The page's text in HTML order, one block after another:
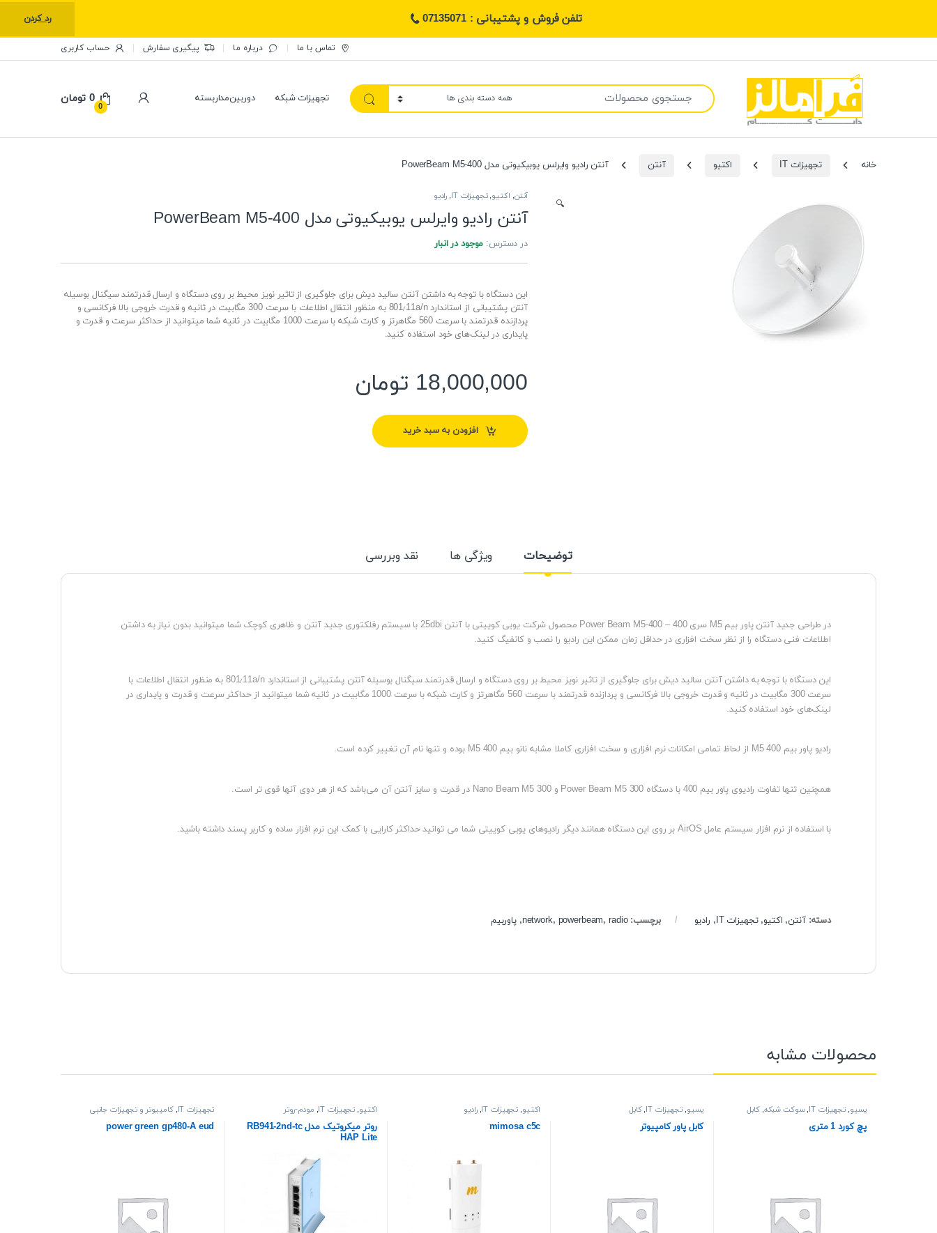
تلفن فروش و پشتیبانی : 07135071 رد کردن
تماس با ما درباره ما پیگیری سفارش حساب کاربری
جستجو برای:
تجهیزات شبکه دوربین‌مداربسته
0
0 تومان
خانه تجهیزات IT اکتیو آنتن آنتن رادیو وایرلس یوبیکیوتی مدل PowerBeam M5-400
🔍
آنتن, اکتیو,تجهیزات IT , رادیو
آنتن رادیو وایرلس یوبیکیوتی مدل PowerBeam M5-400
در دسترس: موجود در انبار
این دستگاه با توجه به داشتن آنتن سالید دیش برای جلوگیری از تاثیر نویز محیط بر روی دستگاه و ارسال قدرتمند سیگنال بوسیله
آنتن پشتیبانی از استاندارد 801٫11a/n به منظور انتقال اطلاعات با سرعت 300 مگابیت در ثانیه و قدرت خروجی بالا فرکانسی و
پردازنده قدرتمند با سرعت 560 مگاهرتز و کارت شبکه با سرعت 1000 مگابیت در ثانیه شما میتوانید از حداکثر سرعت و قدرت و
پایداری در لینک‌های خود استفاده کنید.
18,000,000 تومان
افزودن به سبد خرید
توضیحات ویژگی ها نقد وبررسی
در طراحی جدید آنتن پاور بیم M5 سری 400 – Power Beam M5-400 محصول شرکت یوبی کوییتی با آنتن 25dbi با سیستم رفلکتوری جدید آنتن و ظاهری کوچک شما میتوانید بدون نیاز به داشتن
اطلاعات فنی دستگاه را از نظر سخت افزاری در حداقل زمان ممکن این رادیو را نصب و کانفیگ کنید.
این دستگاه با توجه به داشتن آنتن سالید دیش برای جلوگیری از تاثیر نویز محیط بر روی دستگاه و ارسال قدرتمند سیگنال بوسیله آنتن پشتیبانی از استاندارد 801٫11a/n به منظور انتقال اطلاعات با
سرعت 300 مگابیت در ثانیه و قدرت خروجی بالا فرکانسی و پردازنده قدرتمند با سرعت 560 مگاهرتز و کارت شبکه با سرعت 1000 مگابیت در ثانیه شما میتوانید از حداکثر سرعت و قدرت و پایداری در
لینک‌های خود استفاده کنید.
رادیو پاور بیم M5 400 از لحاظ تمامی امکانات نرم افزاری و سخت افزاری کاملا مشابه نانو بیم M5 400 بوده و تنها نام آن تغییر کرده است.
همچنین تنها تفاوت رادیوی پاور بیم 400 با دستگاه Power Beam M5 300 و Nano Beam M5 300 در قدرت و سایز آنتن آن می‌باشد که از هر دوی آنها قوی تر است.
با استفاده از نرم افزار سیستم عامل AirOS بر روی این دستگاه همانند دیگر رادیوهای یوبی کوییتی شما می توانید حداکثر کارایی با کمک این نرم افزار ساده و کاربر پسند داشته باشید.
دسته:آنتن, اکتیو,تجهیزات IT , رادیو برچسب: network, powerbeam,radio
,پاوربیم
محصولات مشابه
پسیو, تجهیزات IT ,سوکت شبکه,کابل
پچ کورد 1 متری
پسیو, تجهیزات IT ,کابل
کابل پاور کامپیوتر
اکتیو, تجهیزات IT ,رادیو
mimosa c5c
اکتیو, تجهیزات IT , مودم-روتر
روتر میکروتیک مدل RB941-2nd-tc
HAP Lite
تجهیزات IT ,کامپیوتر و تجهیزات جانبی
power green gp480-A eud